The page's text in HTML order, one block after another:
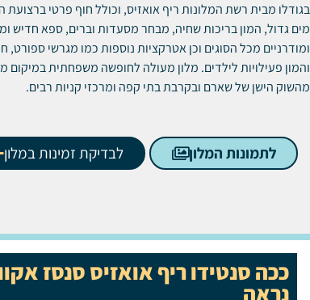
בגודלו מבית רשת המלונות ריף אואזיס, וכולל חוף פרטי
מים גדול, המון בריכות שחיה, מבחר מסעדות וברים, ספא חדיש
ומודרניים מכל הסוגים וכן אטרקציות נוספות כמו מגרשי ספורט,
והמון פעילויות לילדים. מלון מעולה לחופשה משפחתית
מהשוק הישן של שארם ובקרבת בתי קפה ומרכזי קניות רבים.
לתמונות המלון לבדיקת זמינות במלון
ככה סנטידו ריף אואזיס סנסז
נראה